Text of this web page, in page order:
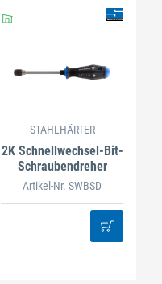
STAHLHÄRTER
2K Schnellwechsel-Bit-
Schraubendreher
Artikel-Nr. SWBSD